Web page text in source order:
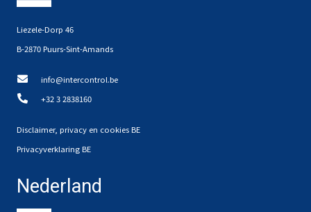
Liezele-Dorp 46
B-2870 Puurs-Sint-Amands
info@intercontrol.be
+32 3 2838160
Disclaimer, privacy en cookies BE
Privacyverklaring BE
Nederland